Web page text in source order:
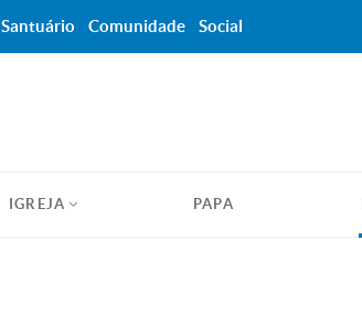
IGREJA PAPA
Santuário Comunidade Social